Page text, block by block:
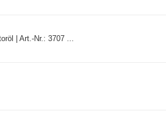
| Art.-Nr.: 3707 ...